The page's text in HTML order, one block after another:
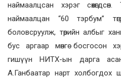
наймаалцсан хэрэг
наймаалцан “60 тэрбум”
боловсруулж, төрийн албыг
бус аргаар мөнгө босгосон
гишүүн НИТХ-ын дарга
А.Ганбаатар нарт холбогдох